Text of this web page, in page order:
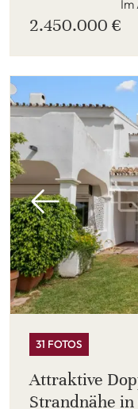
2.450.000 €
31 FOTOS
Attraktive
Strandnähe